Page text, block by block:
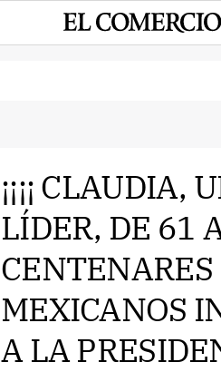
¡¡¡¡ CLAUDIA,
LÍDER, DE 61
MEXICANOS
A LA